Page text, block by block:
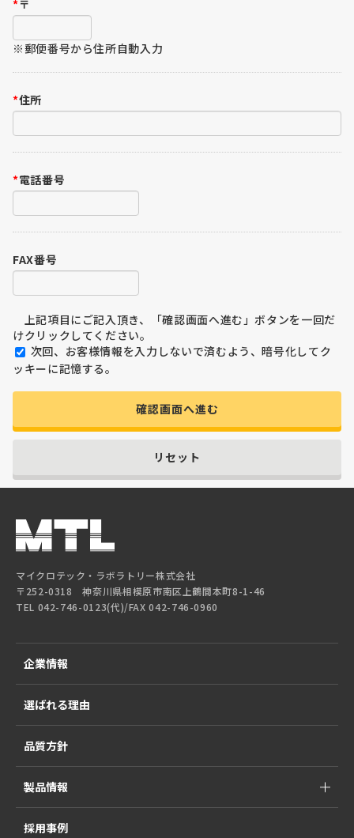
*〒
※郵便番号から住所自動入力
*住所
*電話番号
FAX番号
上記項目にご記入頂き、「確認画面へ進む」ボタンを一回だ
けクリックしてください。
ッキーに記憶する。
確認画面へ進む
リセット
マイクロテック・ラボラトリー株式会社
〒252-0318 神奈川県相模原市南区上鶴間本町8-1-46
TEL 042-746-0123(代)/FAX 042-746-0960
企業情報
選ばれる理由
品質方針
製品情報
採用事例